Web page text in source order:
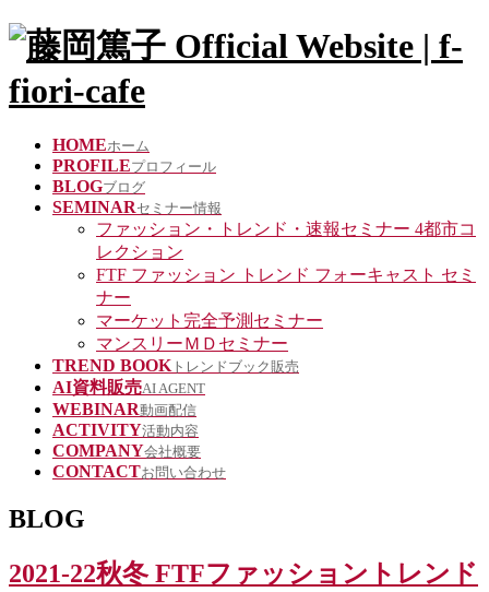
HOMEホーム
PROFILEプロフィール
BLOGブログ
SEMINARセミナー情報
ファッション・トレンド・速報セミナー 4都市コ
レクション
FTF ファッション トレンド フォーキャスト セミ
ナー
マーケット完全予測セミナー
マンスリーＭＤセミナー
TREND BOOK トレンドブック販売
AI資料販売AI AGENT
WEBINAR動画配信
ACTIVITY活動内容
COMPANY会社概要
CONTACTお問い合わせ
BLOG
2021-22秋冬 FTFファッショントレンド